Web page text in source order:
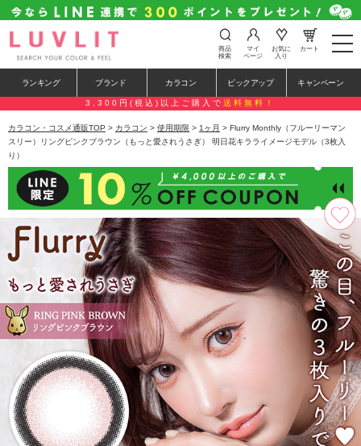
t
o
e
n
a
v
i
t
i
o
n
商品
検索
マイ
ページ
お気に
入り
カート
ランキング ブランド カラコン ピックアップ キャンペーン
3,300円(税込)以上ご購入で 送料無料！
カラコン・コスメ通販TOP > カラコン > 使用期限 > 1ヶ月 > Flurry Monthly（フルーリーマン
スリー）リングピンクブラウン（もっと愛されうさぎ） 明日花キラライメージモデル（3枚入
り）